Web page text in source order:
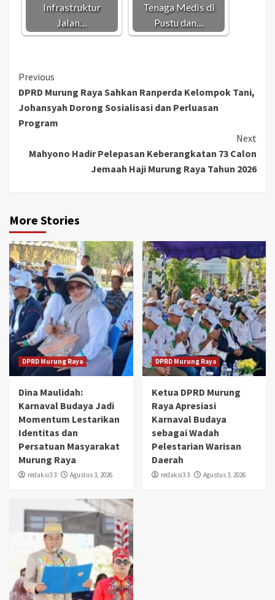
Infrastruktur
Jalan…
Tenaga Medis di
Pustu dan…
Continue
Reading
Previous
DPRD Murung Raya Sahkan Ranperda Kelompok Tani,
Johansyah Dorong Sosialisasi dan Perluasan
Program
Next
Mahyono Hadir Pelepasan Keberangkatan 73 Calon
Jemaah Haji Murung Raya Tahun 2026
More Stories
DPRD Murung Raya
Dina Maulidah:
Karnaval Budaya Jadi
Momentum Lestarikan
Identitas dan
Persatuan Masyarakat
Murung Raya
redaksi3 3 Agustus 3, 2026
DPRD Murung Raya
Ketua DPRD Murung
Raya Apresiasi
Karnaval Budaya
sebagai Wadah
Pelestarian Warisan
Daerah
redaksi3 3 Agustus 3, 2026